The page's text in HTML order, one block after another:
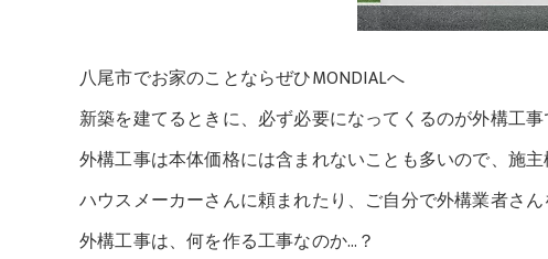
八尾市でお家のことならぜひMONDIALへ
新築を建てるときに、必ず必要になってくるのが外構工事
外構工事は本体価格には含まれないことも多いので、施
ハウスメーカーさんに頼まれたり、ご自分で外構業者さ
外構工事は、何を作る工事なのか…？